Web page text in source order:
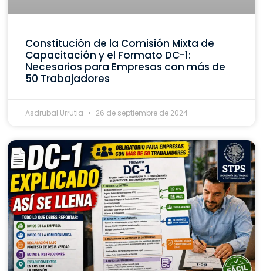
Constitución de la Comisión Mixta de
Capacitación y el Formato DC-1:
Necesarios para Empresas con más de
50 Trabajadores
Asdrubal Urrutia 26 de septiembre de 2024